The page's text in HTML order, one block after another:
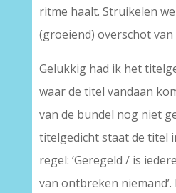
ritme haalt. Struikelen
(groeiend) overschot
Gelukkig had ik het
waar de titel vandaan
van de bundel nog niet
titelgedicht staat de titel
regel: ‘Geregeld / is
van ontbreken